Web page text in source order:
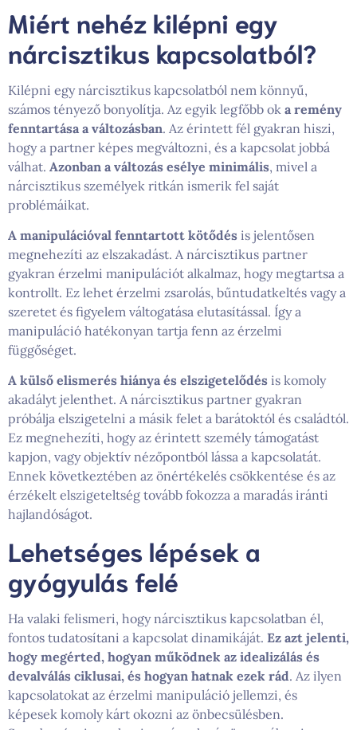
Miért nehéz kilépni egy
nárcisztikus kapcsolatból?
Kilépni egy nárcisztikus kapcsolatból nem könnyű,
számos tényező bonyolítja. Az egyik legfőbb ok a remény
fenntartása a változásban. Az érintett fél gyakran hiszi,
hogy a partner képes megváltozni, és a kapcsolat jobbá
válhat. Azonban a változás esélye minimális, mivel a
nárcisztikus személyek ritkán ismerik fel saját
problémáikat.
A manipulációval fenntartott kötődés is jelentősen
megnehezíti az elszakadást. A nárcisztikus partner
gyakran érzelmi manipulációt alkalmaz, hogy megtartsa a
kontrollt. Ez lehet érzelmi zsarolás, bűntudatkeltés vagy a
szeretet és figyelem váltogatása elutasítással. Így a
manipuláció hatékonyan tartja fenn az érzelmi
függőséget.
A külső elismerés hiánya és elszigetelődés is komoly
akadályt jelenthet. A nárcisztikus partner gyakran
próbálja elszigetelni a másik felet a barátoktól és családtól.
Ez megnehezíti, hogy az érintett személy támogatást
kapjon, vagy objektív nézőpontból lássa a kapcsolatát.
Ennek következtében az önértékelés csökkentése és az
érzékelt elszigeteltség tovább fokozza a maradás iránti
hajlandóságot.
Lehetséges lépések a
gyógyulás felé
Ha valaki felismeri, hogy nárcisztikus kapcsolatban él,
fontos tudatosítani a kapcsolat dinamikáját. Ez azt jelenti,
hogy megérted, hogyan működnek az idealizálás és
devalválás ciklusai, és hogyan hatnak ezek rád. Az ilyen
kapcsolatokat az érzelmi manipuláció jellemzi, és
képesek komoly kárt okozni az önbecsülésben.